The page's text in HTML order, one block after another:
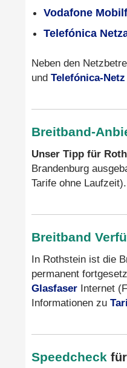
Vodafone
Telefónica
Neben den
und Telefónica-Netz
Breitband-
Unser Tipp für
Brandenburg
Tarife ohne Laufzeit).
Breitband
In Rothstein ist die
permanent
Glasfaser Internet
Informationen zu
Speedcheck